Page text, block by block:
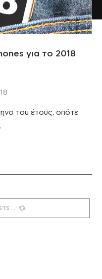
για το 2018
του έτους, οπότε